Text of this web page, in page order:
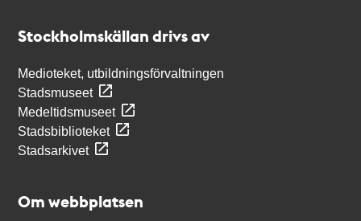
Stockholmskällan drivs av
Medioteket, utbildningsförvaltningen
Stadsmuseet
Medeltidsmuseet
Stadsbiblioteket
Stadsarkivet
Om webbplatsen